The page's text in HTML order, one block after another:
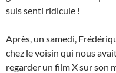
suis senti ridicule !
Après, un samedi,
chez le voisin qui nous
regarder un film X sur son